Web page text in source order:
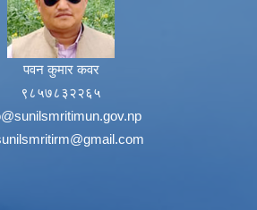
पवन कुमार कवर
९८५७८३२२६५